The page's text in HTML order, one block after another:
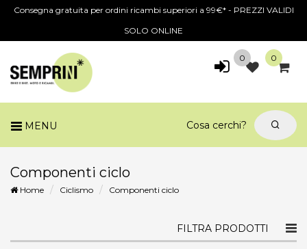
Consegna gratuita per ordini ricambi superiori a 99€* - PREZZI VALIDI
SOLO ONLINE
MENU
0 0
Componenti ciclo
Home Ciclismo Componenti ciclo
FILTRA PRODOTTI